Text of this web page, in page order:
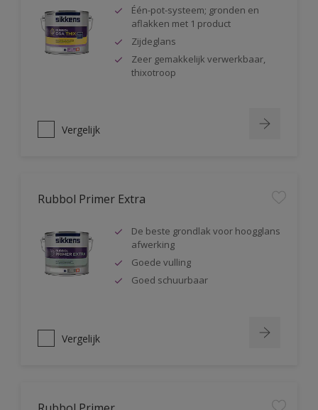
Één-pot-systeem; gronden en
aflakken met 1 product
Zijdeglans
Zeer gemakkelijk verwerkbaar,
thixotroop
Vergelijk
Rubbol Primer Extra
De beste grondlak voor hoogglans
afwerking
Goede vulling
Goed schuurbaar
Vergelijk